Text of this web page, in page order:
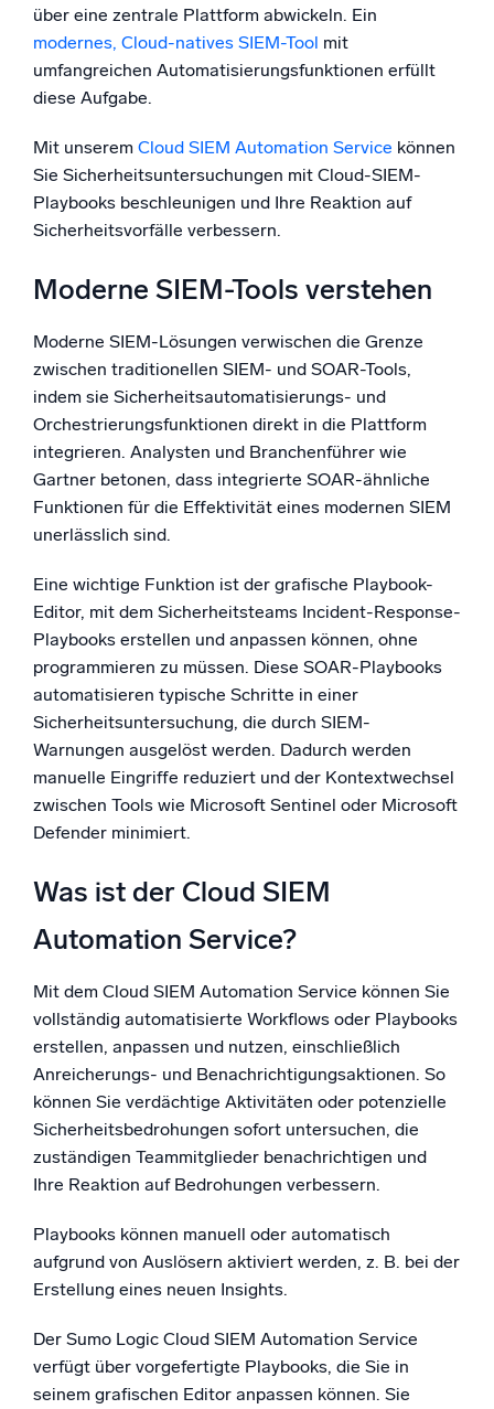
über eine zentrale Plattform abwickeln. Ein
modernes, Cloud-natives SIEM-Tool mit
umfangreichen Automatisierungsfunktionen erfüllt
diese Aufgabe.
Mit unserem Cloud SIEM Automation Service können
Sie Sicherheitsuntersuchungen mit Cloud-SIEM-
Playbooks beschleunigen und Ihre Reaktion auf
Sicherheitsvorfälle verbessern.
Moderne SIEM-Tools verstehen
Moderne SIEM-Lösungen verwischen die Grenze
zwischen traditionellen SIEM- und SOAR-Tools,
indem sie Sicherheitsautomatisierungs- und
Orchestrierungsfunktionen direkt in die Plattform
integrieren. Analysten und Branchenführer wie
Gartner betonen, dass integrierte SOAR-ähnliche
Funktionen für die Effektivität eines modernen SIEM
unerlässlich sind.
Eine wichtige Funktion ist der grafische Playbook-
Editor, mit dem Sicherheitsteams Incident-Response-
Playbooks erstellen und anpassen können, ohne
programmieren zu müssen. Diese SOAR-Playbooks
automatisieren typische Schritte in einer
Sicherheitsuntersuchung, die durch SIEM-
Warnungen ausgelöst werden. Dadurch werden
manuelle Eingriffe reduziert und der Kontextwechsel
zwischen Tools wie Microsoft Sentinel oder Microsoft
Defender minimiert.
Was ist der Cloud SIEM
Automation Service?
Mit dem Cloud SIEM Automation Service können Sie
vollständig automatisierte Workflows oder Playbooks
erstellen, anpassen und nutzen, einschließlich
Anreicherungs- und Benachrichtigungsaktionen. So
können Sie verdächtige Aktivitäten oder potenzielle
Sicherheitsbedrohungen sofort untersuchen, die
zuständigen Teammitglieder benachrichtigen und
Ihre Reaktion auf Bedrohungen verbessern.
Playbooks können manuell oder automatisch
aufgrund von Auslösern aktiviert werden, z. B. bei der
Erstellung eines neuen Insights.
Der Sumo Logic Cloud SIEM Automation Service
verfügt über vorgefertigte Playbooks, die Sie in
seinem grafischen Editor anpassen können. Sie